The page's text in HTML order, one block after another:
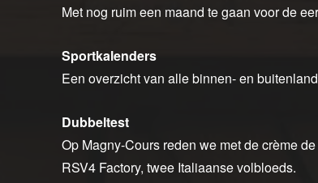
Met nog ruim een maand te gaan voor de
Sportkalenders
Een overzicht van alle binnen- en
Dubbeltest
Op Magny-Cours reden we met de crème
RSV4 Factory, twee Italiaanse volbloeds.